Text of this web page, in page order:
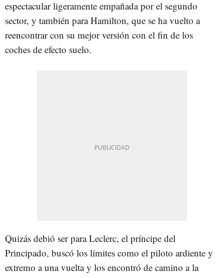
espectacular ligeramente empañada por el segundo
sector, y también para Hamilton, que se ha vuelto a
reencontrar con su mejor versión con el fin de los
coches de efecto suelo.
Quizás debió ser para Leclerc, el príncipe del
Principado, buscó los límites como el piloto ardiente y
extremo a una vuelta y los encontró de camino a la